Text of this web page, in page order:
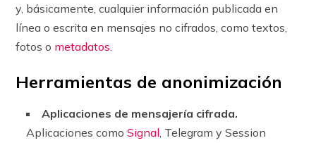
y, básicamente, cualquier información publicada en
línea o escrita en mensajes no cifrados, como textos,
fotos o metadatos
Herramientas de anonimización
Aplicaciones de mensajería cifrada.
Aplicaciones como Signal , Telegram y Session